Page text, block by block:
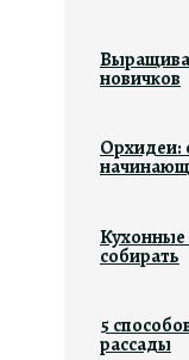
новичков
Орхидеи:
Кухонные
собирать
5
рассады